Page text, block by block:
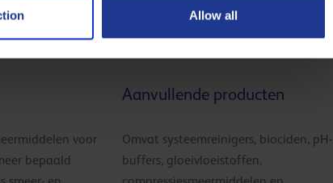
Allow all
voor
bepaald
Aanvullende producten
Omvat systeemreinigers, biociden, pH-
buffers, gloeivloeistoffen,